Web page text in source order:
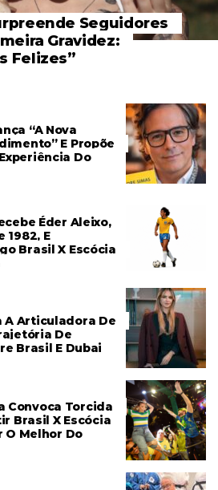
Seguidores
Gravidez:
Felizes”
“A Nova
E Propõe
Do
Éder Aleixo,
1982, E
Brasil X Escócia
A Articuladora De
De
Brasil E Dubai
Convoca Torcida
Brasil X Escócia
O Melhor Do